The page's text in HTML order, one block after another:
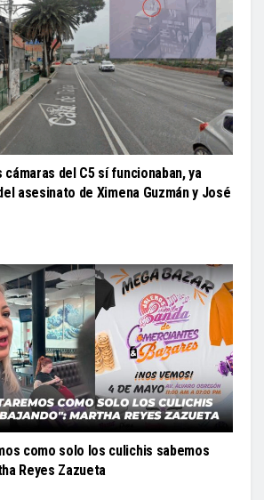
del C5 sí funcionaban, ya
asesinato de Ximena Guzmán y José
como solo los culichis sabemos
Reyes Zazueta